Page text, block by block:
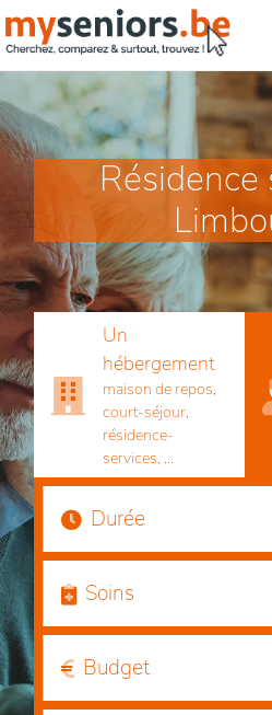
Résidence
Un
hébergement
maison de repos,
court-séjour,
résidence-
services, ...
Durée
Soins
Budget